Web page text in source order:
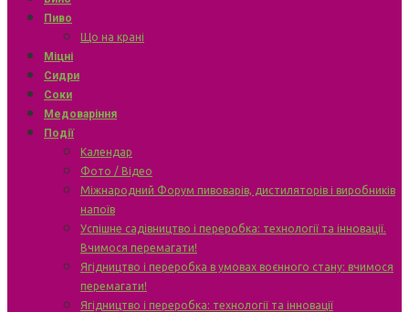
Пиво
Що на крані
Міцні
Сидри
Соки
Медоваріння
Події
Календар
Фото / Відео
Міжнародний Форум пивоварів, дистиляторів і виробників
напоїв
Успішне садівництво і переробка: технології та інновації.
Вчимося перемагати!
Ягідництво і переробка в умовах воєнного стану: вчимося
перемагати!
Ягідництво і переробка: технології та інновації